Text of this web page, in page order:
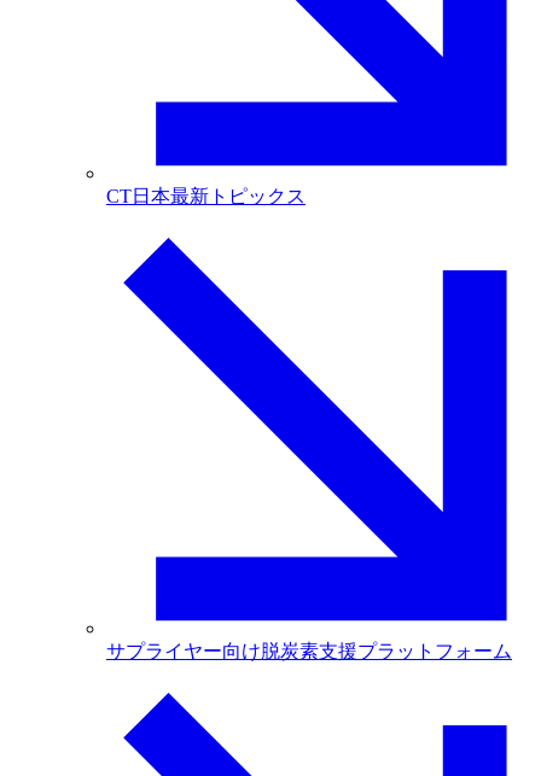
CT日本最新トピックス
サプライヤー向け脱炭素支援プラットフォーム